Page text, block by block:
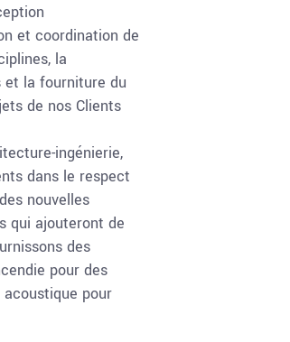
et coordination de
la
et la fourniture du
de nos Clients
ingénierie,
dans le respect
nouvelles
qui ajouteront de
des
pour des
pour